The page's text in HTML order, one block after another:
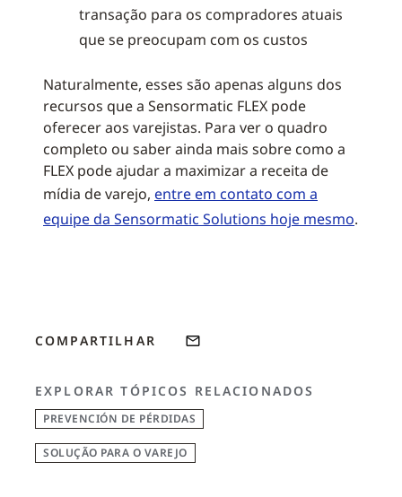
transação para os compradores atuais
que se preocupam com os custos
Naturalmente, esses são apenas alguns dos
recursos que a Sensormatic FLEX pode
oferecer aos varejistas. Para ver o quadro
completo ou saber ainda mais sobre como a
FLEX pode ajudar a maximizar a receita de
mídia de varejo, entre em contato com a
equipe da Sensormatic Solutions hoje mesmo.
COMPARTILHAR
EXPLORAR TÓPICOS RELACIONADOS
PREVENCIÓN DE PÉRDIDAS
SOLUÇÃO PARA O VAREJO